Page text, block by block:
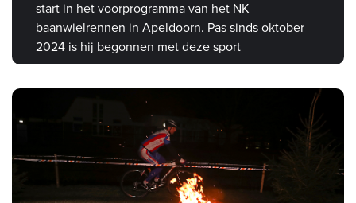
start in het voorprogramma van het NK
baanwielrennen in Apeldoorn. Pas sinds oktober
2024 is hij begonnen met deze sport